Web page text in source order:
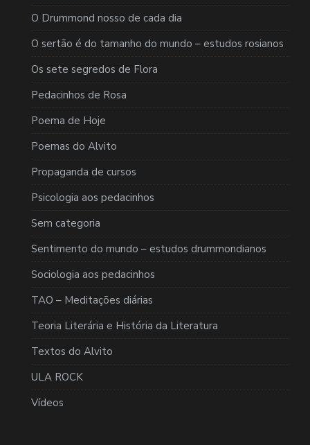
O Drummond nosso de cada dia
O sertão é do tamanho do mundo – estudos rosianos
Os sete segredos de Flora
Pedacinhos de Rosa
Poema de Hoje
Poemas do Alvito
Propaganda de cursos
Psicologia aos pedacinhos
Sem categoria
Sentimento do mundo – estudos drummondianos
Sociologia aos pedacinhos
TAO – Meditações diárias
Teoria Literária e História da Literatura
Textos do Alvito
ULA ROCK
Vídeos